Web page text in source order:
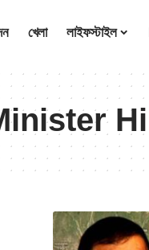
খেলা লাইফস্টাইল